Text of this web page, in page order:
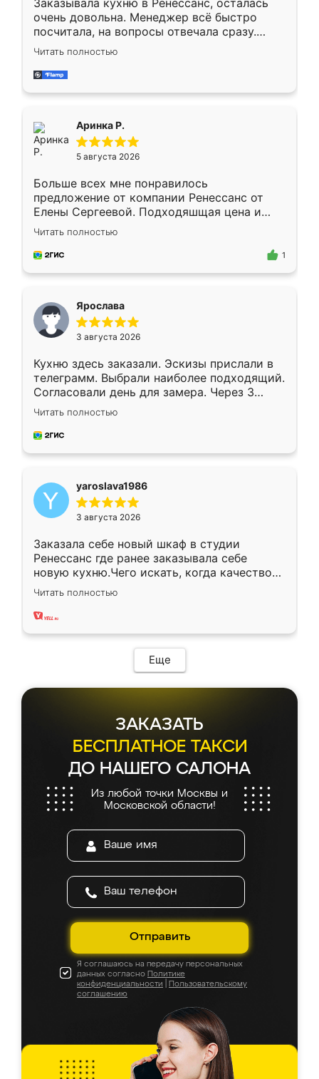
Заказывала кухню в Ренессанс, осталась
очень довольна. Менеджер всё быстро
посчитала, на вопросы отвечала сразу.
Замерщик приехал в субботу, подошёл к
делу со всей ответственностью. Собрали
за день, ребята работали аккуратно, даже
Читать полностью
Аринка Р.
5 августа 2026
Больше всех мне понравилось
предложение от компании Ренессанс от
Елены Сергеевой. Подходяшщая цена и
короткие сроки изготовления. Приехавший
для замера сотрудник Владислав
предложил по моему эскизу самый
Читать полностью
1
Ярослава
3 августа 2026
Кухню здесь заказали. Эскизы прислали в
телеграмм. Выбрали наиболее подходящий.
Согласовали день для замера. Через 3
недели кухня была уже готова. Остались
довольны работой. Спасибо Ренессанс
мебель за качественную работу!
Читать полностью
yaroslava1986
3 августа 2026
Заказала себе новый шкаф в студии
Ренессанс где ранее заказывала себе
новую кухню.Чего искать, когда качеством
вполне довольна. Служит кухня уже почти
два года, нареканий нет.
Читать полностью
Еще
ЗАКАЗАТЬ
БЕСПЛАТНОЕ ТАКСИ
ДО НАШЕГО САЛОНА
Из любой точки Москвы и
Московской области!
Отправить
Я соглашаюсь на передачу персональных
данных согласно Политике
конфиденциальности
Пользовательскому
соглашению